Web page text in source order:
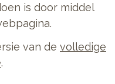
is door middel
van de volledige
.